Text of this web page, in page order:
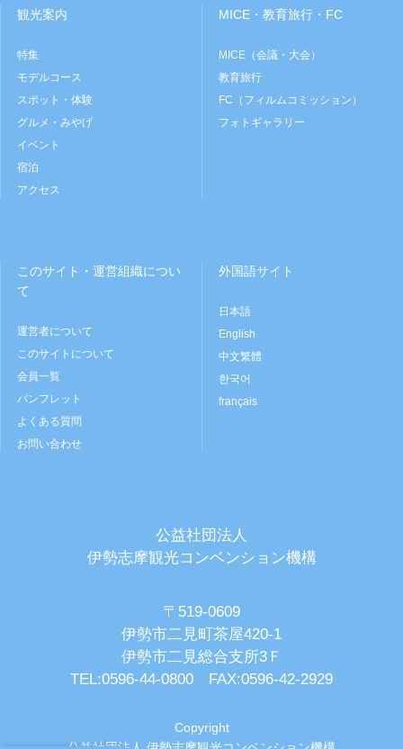
観光案内
特集
モデルコース
スポット・体験
グルメ・みやげ
イベント
宿泊
アクセス
MICE・教育旅行・FC
MICE（会議・大会）
教育旅行
FC（フィルムコミッション）
フォトギャラリー
このサイト・運営組織につい
て
運営者について
このサイトについて
会員一覧
パンフレット
よくある質問
お問い合わせ
外国語サイト
日本語
English
中文繁體
한국어
français
公益社団法人
伊勢志摩観光コンベンション機構
〒519-0609
伊勢市二見町茶屋420-1
伊勢市二見総合支所3Ｆ
TEL:0596-44-0800 FAX:0596-42-2929
Copyright